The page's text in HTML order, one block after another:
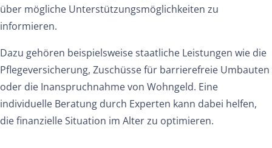
über mögliche Unterstützungsmöglichkeiten zu
informieren.
Dazu gehören beispielsweise staatliche Leistungen wie die
Pflegeversicherung, Zuschüsse für barrierefreie Umbauten
oder die Inanspruchnahme von Wohngeld. Eine
individuelle Beratung durch Experten kann dabei helfen,
die finanzielle Situation im Alter zu optimieren.